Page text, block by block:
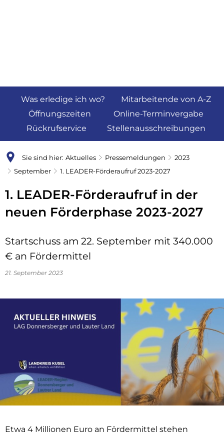
Was erledige ich wo?
Mitarbeitende von A-Z
Öffnungszeiten
Online-Terminvergabe
Rückrufservice
Stellenausschreibungen
Sie sind hier: Aktuelles Pressemeldungen
2023
September
1. LEADER-Förderaufruf 2023-2027
1. LEADER-Förderaufruf in der
neuen Förderphase 2023-2027
Startschuss am 22. September mit 340.000
€ an Fördermittel
21. September 2023
Etwa 4 Millionen Euro an Fördermittel stehen